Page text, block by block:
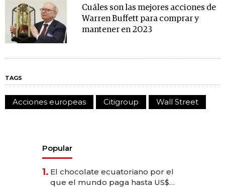
Cuáles son las mejores acciones de
Warren Buffett para comprar y
mantener en 2023
TAGS
Acciones europeas Citigroup Wall Street
Popular
1. El chocolate ecuatoriano por el
que el mundo paga hasta US$